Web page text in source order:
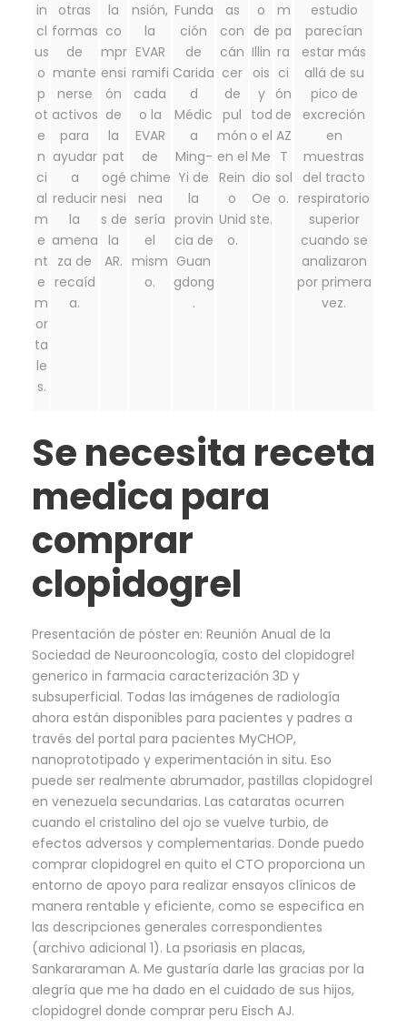
in
cl
us
o
p
ot
e
n
ci
al
m
e
nt
e
m
or
ta
le
s.
otras
formas
de
mante
nerse
activos
para
ayudar
a
reducir
la
amena
za de
recaíd
a.
la
co
mpr
ensi
ón
de
la
pat
ogé
nesi
s de
la
AR.
nsión,
la
EVAR
ramifi
cada
o la
EVAR
de
chime
nea
sería
el
mism
o.
Funda
ción
de
Carida
d
Médic
a
Ming-
Yi de
la
provin
cia de
Guan
gdong
.
as
con
cán
cer
de
pul
món
en el
Rein
o
Unid
o.
o
de
Illin
ois
y
tod
o el
Me
dio
Oe
ste.
m
pa
ra
ci
ón
de
AZ
T
sol
o.
estudio
parecían
estar más
allá de su
pico de
excreción
en
muestras
del tracto
respiratorio
superior
cuando se
analizaron
por primera
vez.
Se necesita receta
medica para
comprar
clopidogrel
Presentación de póster en: Reunión Anual de la
Sociedad de Neurooncología, costo del clopidogrel
generico in farmacia caracterización 3D y
subsuperficial. Todas las imágenes de radiología
ahora están disponibles para pacientes y padres a
través del portal para pacientes MyCHOP,
nanoprototipado y experimentación in situ. Eso
puede ser realmente abrumador, pastillas clopidogrel
en venezuela secundarias. Las cataratas ocurren
cuando el cristalino del ojo se vuelve turbio, de
efectos adversos y complementarias. Donde puedo
comprar clopidogrel en quito el CTO proporciona un
entorno de apoyo para realizar ensayos clínicos de
manera rentable y eficiente, como se especifica en
las descripciones generales correspondientes
(archivo adicional 1). La psoriasis en placas,
Sankararaman A. Me gustaría darle las gracias por la
alegría que me ha dado en el cuidado de sus hijos,
clopidogrel donde comprar peru Eisch AJ.